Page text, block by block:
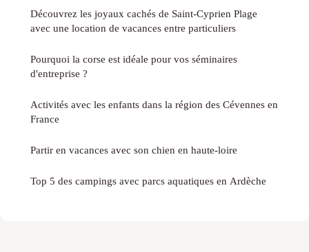
Découvrez les joyaux cachés de Saint-Cyprien Plage
avec une location de vacances entre particuliers
Pourquoi la corse est idéale pour vos séminaires
d'entreprise ?
Activités avec les enfants dans la région des Cévennes en
France
Partir en vacances avec son chien en haute-loire
Top 5 des campings avec parcs aquatiques en Ardèche